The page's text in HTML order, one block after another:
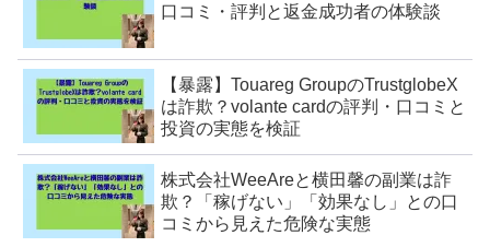
口コミ・評判と返金成功者の体験談
【暴露】Touareg GroupのTrustglobeX
は詐欺？volante cardの評判・口コミと
投資の実態を検証
株式会社WeeAreと横田馨の副業は詐
欺？「稼げない」「効果なし」との口
コミから見えた危険な実態